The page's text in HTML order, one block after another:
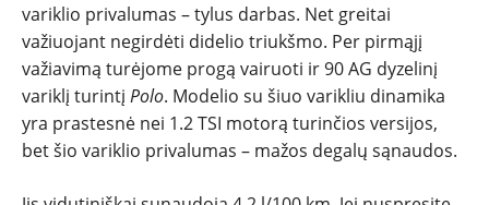
variklio privalumas – tylus darbas. Net greitai
važiuojant negirdėti didelio triukšmo. Per pirmąjį
važiavimą turėjome progą vairuoti ir 90 AG dyzelinį
variklį turintį Polo. Modelio su šiuo varikliu dinamika
yra prastesnė nei 1.2 TSI motorą turinčios versijos,
bet šio variklio privalumas – mažos degalų sąnaudos.